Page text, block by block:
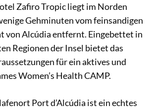
Zafiro Tropic liegt im Norden
Gehminuten vom feinsandigen
von Alcúdia entfernt. Eingebettet in
Regionen der Insel bietet das
für ein aktives und
Women’s Health CAMP.
Port d’Alcúdia ist ein echtes